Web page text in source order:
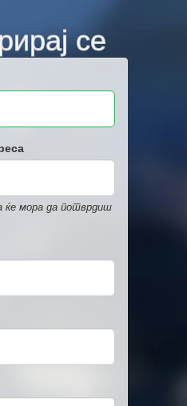
се
ќе мора да потврдиш